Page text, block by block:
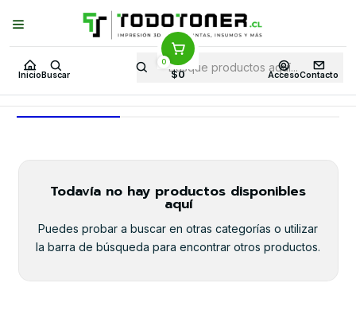
Inicio Buscar
0
$0 AccesoContacto
Puedes Elegir: Comprar enTienda· Despachoa Todo Chile · Retiro en
Tienda en24 Horas
Inicio Todo 3D FILAMENTOS FIBRA DE CARBONO Y DERIVADOS
FIBRA DE CARBONO Y DERIVADOS
Todavía no hay productos disponibles
aquí
Puedes probar a buscar en otras categorías o utilizar
la barra de búsqueda para encontrar otros productos.